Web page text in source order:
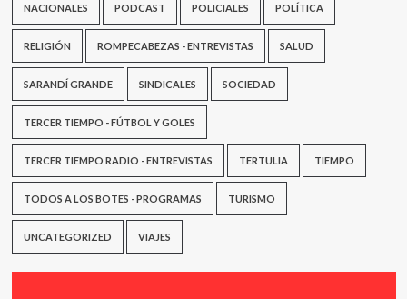
NACIONALES PODCAST POLICIALES POLÍTICA
RELIGIÓN ROMPECABEZAS - ENTREVISTAS SALUD
SARANDÍ GRANDE SINDICALES SOCIEDAD
TERCER TIEMPO - FÚTBOL Y GOLES
TERCER TIEMPO RADIO - ENTREVISTAS TERTULIA TIEMPO
TODOS A LOS BOTES - PROGRAMAS TURISMO
UNCATEGORIZED VIAJES